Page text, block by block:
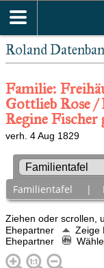
Roland
Familie:
Gottlieb Rose
Regine Fischer
verh. 4 Aug 1829
Familientafel |
Ziehen oder scrollen,
Ehepartner
Zeige
Ehepartner